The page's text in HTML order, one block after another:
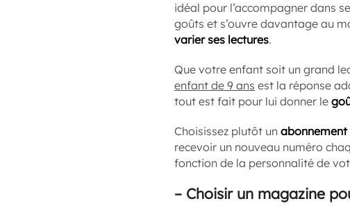
idéal pour l’accompagner dans
goûts et s’ouvre davantage au
varier ses lectures.
Que votre enfant soit un grand
enfant de 9 ans est la réponse
tout est fait pour lui donner le
Choisissez plutôt un abonnement
recevoir un nouveau numéro
fonction de la personnalité de
– Choisir un magazine